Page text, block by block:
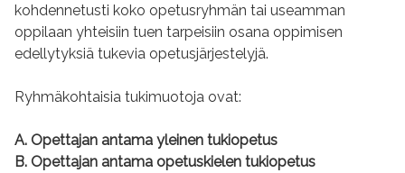
kohdennetusti koko opetusryhmän tai useamman
oppilaan yhteisiin tuen tarpeisiin osana oppimisen
edellytyksiä tukevia opetusjärjestelyjä.
Ryhmäkohtaisia tukimuotoja ovat:
A. Opettajan antama yleinen tukiopetus
B. Opettajan antama opetuskielen tukiopetus